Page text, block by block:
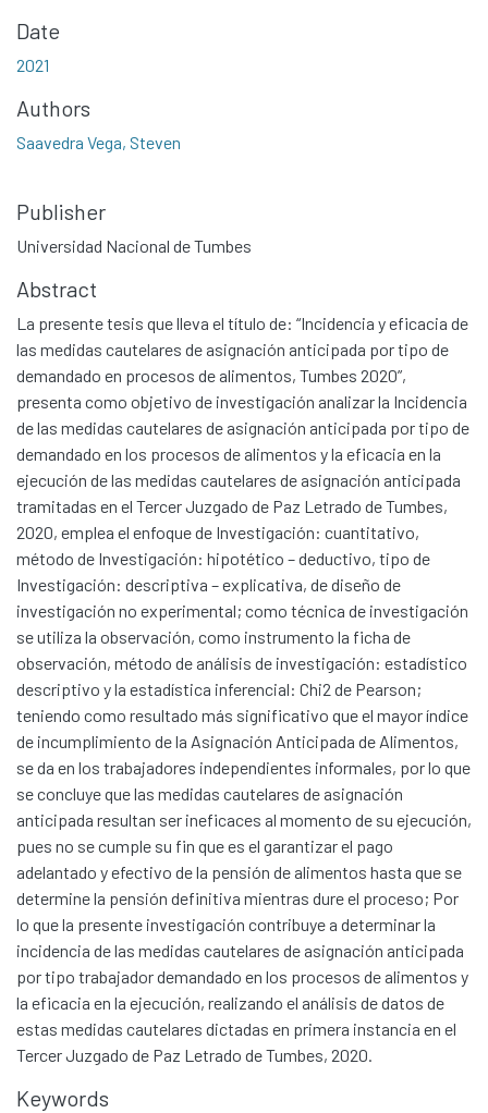
Communities & Collections
Date
2021
Authors
Saavedra Vega, Steven
Publisher
Universidad Nacional de Tumbes
Abstract
La presente tesis que lleva el título de: “Incidencia y eficacia de
las medidas cautelares de asignación anticipada por tipo de
demandado en procesos de alimentos, Tumbes 2020”,
presenta como objetivo de investigación analizar la Incidencia
de las medidas cautelares de asignación anticipada por tipo de
demandado en los procesos de alimentos y la eficacia en la
ejecución de las medidas cautelares de asignación anticipada
tramitadas en el Tercer Juzgado de Paz Letrado de Tumbes,
2020, emplea el enfoque de Investigación: cuantitativo,
método de Investigación: hipotético – deductivo, tipo de
Investigación: descriptiva – explicativa, de diseño de
investigación no experimental; como técnica de investigación
se utiliza la observación, como instrumento la ficha de
observación, método de análisis de investigación: estadístico
descriptivo y la estadística inferencial: Chi2 de Pearson;
teniendo como resultado más significativo que el mayor índice
de incumplimiento de la Asignación Anticipada de Alimentos,
se da en los trabajadores independientes informales, por lo que
se concluye que las medidas cautelares de asignación
anticipada resultan ser ineficaces al momento de su ejecución,
pues no se cumple su fin que es el garantizar el pago
adelantado y efectivo de la pensión de alimentos hasta que se
determine la pensión definitiva mientras dure el proceso; Por
lo que la presente investigación contribuye a determinar la
incidencia de las medidas cautelares de asignación anticipada
por tipo trabajador demandado en los procesos de alimentos y
la eficacia en la ejecución, realizando el análisis de datos de
estas medidas cautelares dictadas en primera instancia en el
Tercer Juzgado de Paz Letrado de Tumbes, 2020.
Keywords